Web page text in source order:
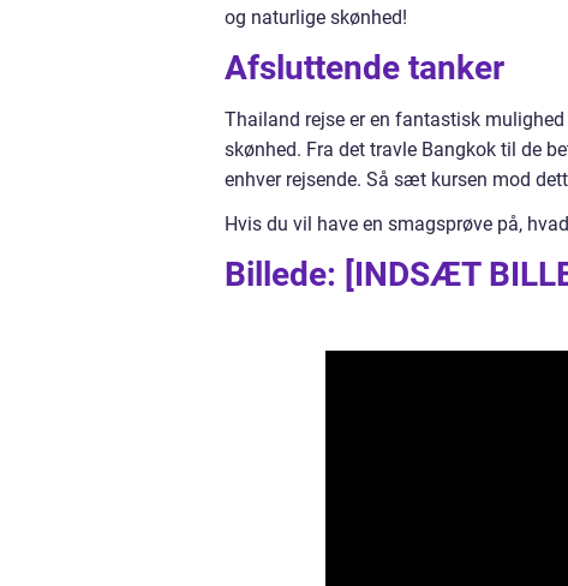
og naturlige skønhed!
Afsluttende tanker
Thailand rejse er en fantastisk
skønhed. Fra det travle Bangkok til de
enhver rejsende. Så sæt kursen mod
Hvis du vil have en smagsprøve på,
Billede: [INDSÆT